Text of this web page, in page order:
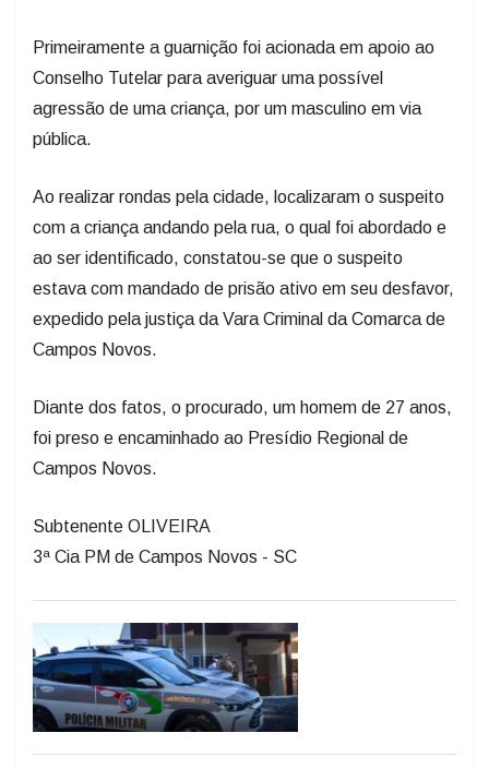
Primeiramente a guarnição foi acionada em apoio ao
Conselho Tutelar para averiguar uma possível
agressão de uma criança, por um masculino em via
pública.
Ao realizar rondas pela cidade, localizaram o suspeito
com a criança andando pela rua, o qual foi abordado e
ao ser identificado, constatou-se que o suspeito
estava com mandado de prisão ativo em seu desfavor,
expedido pela justiça da Vara Criminal da Comarca de
Campos Novos.
Diante dos fatos, o procurado, um homem de 27 anos,
foi preso e encaminhado ao Presídio Regional de
Campos Novos.
Subtenente OLIVEIRA
3ª Cia PM de Campos Novos - SC